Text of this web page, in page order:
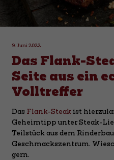
9. Juni 2022
Das Flank-
Seite aus ein
Volltreffer
Das Flank-Steakist
Geheimtipp unter Steak-
Teilstück aus dem
Geschmackszentrum.
gern.